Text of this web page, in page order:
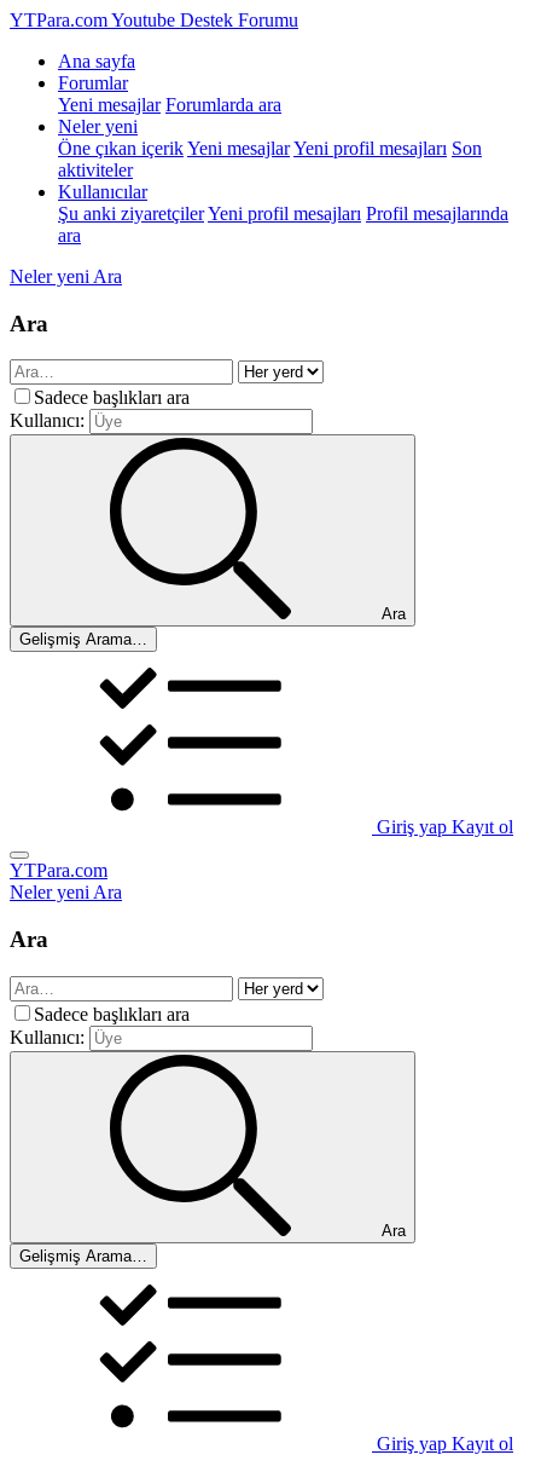
YTPara.comYoutube Destek Forumu
Ana sayfa
Forumlar
Yeni mesajlar Forumlarda ara
Neler yeni
Öne çıkan içerikYeni mesajlarYeni profil mesajları Son
aktiviteler
Kullanıcılar
Şu anki ziyaretçilerYeni profil mesajları Profil mesajlarında
ara
Neler yeni Ara
Ara
Sadece başlıkları ara
Kullanıcı:
Ara
Gelişmiş Arama…
Giriş yap Kayıt ol
YTPara.com
Neler yeniAra
Ara
Sadece başlıkları ara
Kullanıcı:
Ara
Gelişmiş Arama…
Giriş yap Kayıt ol